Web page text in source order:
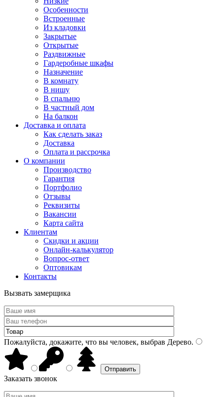
Особенности
Встроенные
Из кладовки
Закрытые
Открытые
Раздвижные
Гардеробные шкафы
Назначение
В комнату
В нишу
В спальню
В частный дом
На балкон
Доставка и оплата
Как сделать заказ
Доставка
Оплата и рассрочка
О компании
Производство
Гарантия
Портфолио
Отзывы
Реквизиты
Вакансии
Карта сайта
Клиентам
Скидки и акции
Онлайн-калькулятор
Вопрос-ответ
Оптовикам
Контакты
Вызвать замерщика
Пожалуйста, докажите, что вы человек, выбрав Дерево.
Заказать звонок